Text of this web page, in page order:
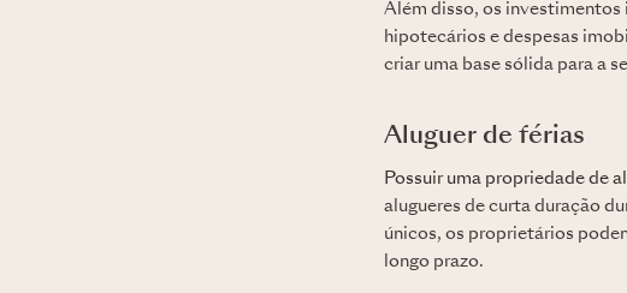
Além disso, os investimentos
hipotecários e despesas
criar uma base sólida para a
Aluguer de férias
Possuir uma propriedade de
alugueres de curta duração
únicos, os proprietários
longo prazo.